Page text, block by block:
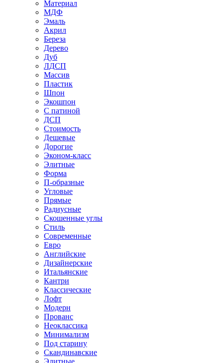
Материал
МДФ
Эмаль
Акрил
Береза
Дерево
Дуб
ЛДСП
Массив
Пластик
Шпон
Экошпон
С патиной
ДСП
Стоимость
Дешевые
Дорогие
Эконом-класс
Элитные
Форма
П-образные
Угловые
Прямые
Радиусные
Скошенные углы
Стиль
Современные
Евро
Английские
Дизайнерские
Итальянские
Кантри
Классические
Лофт
Модерн
Прованс
Неоклассика
Минимализм
Под старину
Скандинавские
Элитные